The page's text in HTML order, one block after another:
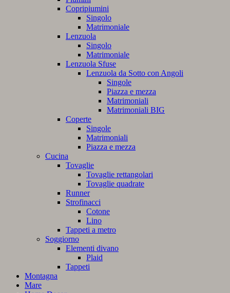
Copripiumini
Singolo
Matrimoniale
Lenzuola
Singolo
Matrimoniale
Lenzuola Sfuse
Lenzuola da Sotto con Angoli
Singole
Piazza e mezza
Matrimoniali
Matrimoniali BIG
Coperte
Singole
Matrimoniali
Piazza e mezza
Cucina
Tovaglie
Tovaglie rettangolari
Tovaglie quadrate
Runner
Strofinacci
Cotone
Lino
Tappeti a metro
Soggiorno
Elementi divano
Plaid
Tappeti
Montagna
Mare